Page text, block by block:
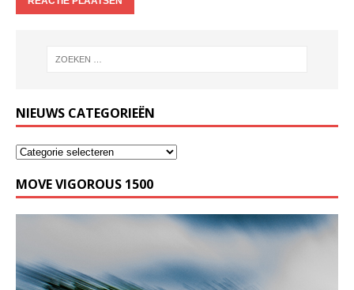
NIEUWS CATEGORIEËN
MOVE VIGOROUS 1500